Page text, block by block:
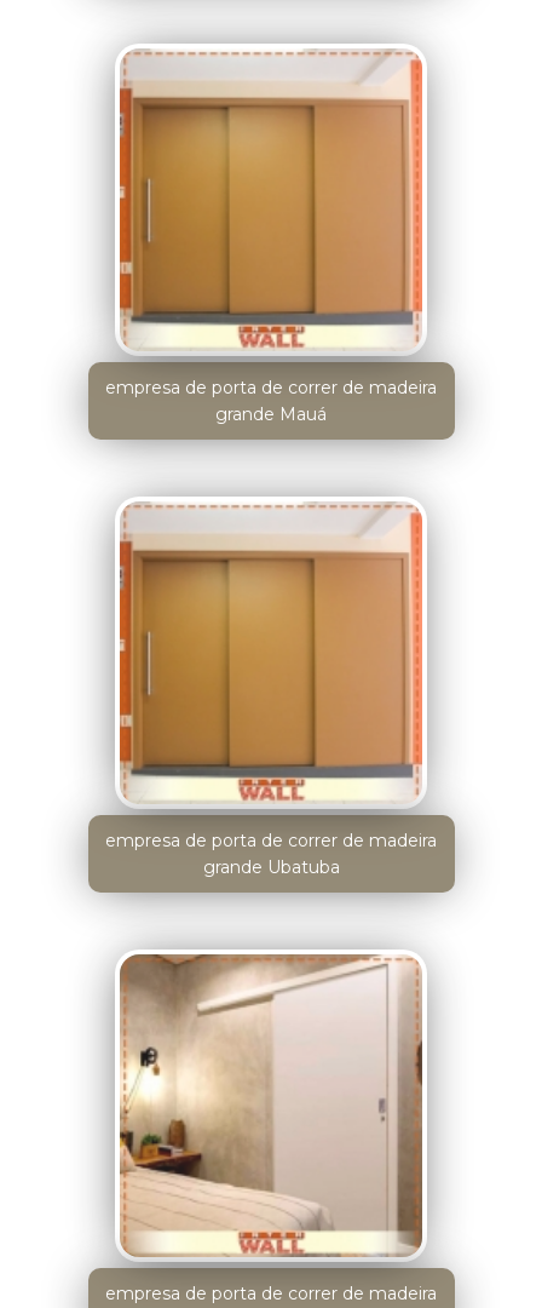
empresa de porta de correr de madeira
grande Mauá
empresa de porta de correr de madeira
grande Ubatuba
empresa de porta de correr de madeira